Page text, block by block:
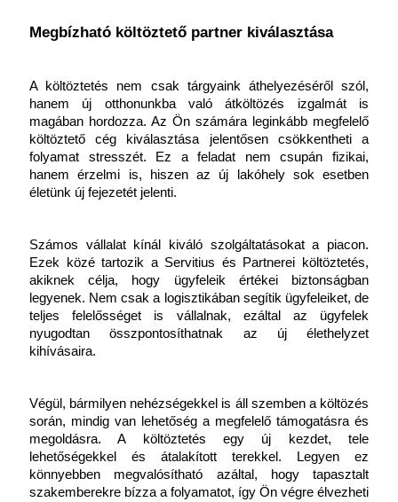
Megbízható költöztető partner kiválasztása
A költöztetés nem csak tárgyaink áthelyezéséről szól,
hanem új otthonunkba való átköltözés izgalmát is
magában hordozza. Az Ön számára leginkább megfelelő
költöztető cég kiválasztása jelentősen csökkentheti a
folyamat stresszét. Ez a feladat nem csupán fizikai,
hanem érzelmi is, hiszen az új lakóhely sok esetben
életünk új fejezetét jelenti.
Számos vállalat kínál kiváló szolgáltatásokat a piacon.
Ezek közé tartozik a Servitius és Partnerei költöztetés,
akiknek célja, hogy ügyfeleik értékei biztonságban
legyenek. Nem csak a logisztikában segítik ügyfeleiket, de
teljes felelősséget is vállalnak, ezáltal az ügyfelek
nyugodtan összpontosíthatnak az új élethelyzet
kihívásaira.
Végül, bármilyen nehézségekkel is áll szemben a költözés
során, mindig van lehetőség a megfelelő támogatásra és
megoldásra. A költöztetés egy új kezdet, tele
lehetőségekkel és átalakított terekkel. Legyen ez
könnyebben megvalósítható azáltal, hogy tapasztalt
szakemberekre bízza a folyamatot, így Ön végre élvezheti